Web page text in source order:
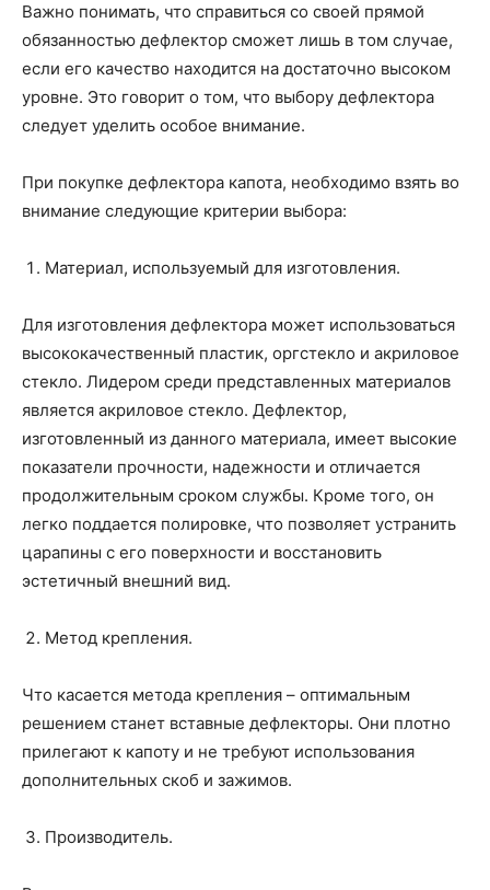
Важно понимать, что справиться со своей прямой
обязанностью дефлектор сможет лишь в том случае,
если его качество находится на достаточно высоком
уровне. Это говорит о том, что выбору дефлектора
следует уделить особое внимание.
При покупке дефлектора капота, необходимо взять во
внимание следующие критерии выбора:
Материал, используемый для изготовления.
Для изготовления дефлектора может использоваться
высококачественный пластик, оргстекло и акриловое
стекло. Лидером среди представленных материалов
является акриловое стекло. Дефлектор,
изготовленный из данного материала, имеет высокие
показатели прочности, надежности и отличается
продолжительным сроком службы. Кроме того, он
легко поддается полировке, что позволяет устранить
царапины с его поверхности и восстановить
эстетичный внешний вид.
Метод крепления.
Что касается метода крепления – оптимальным
решением станет вставные дефлекторы. Они плотно
прилегают к капоту и не требуют использования
дополнительных скоб и зажимов.
Производитель.